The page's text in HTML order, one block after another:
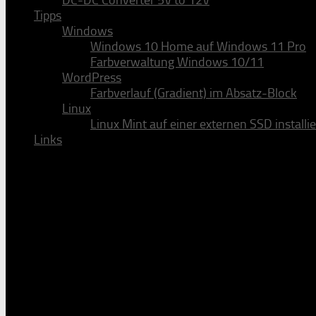
Tipps
Windows
Windows 10 Home auf Windows 11 Pro
Farbverwaltung Windows 10/11
WordPress
Farbverlauf (Gradient) im Absatz-Block
Linux
Linux Mint auf einer externen SSD
Links